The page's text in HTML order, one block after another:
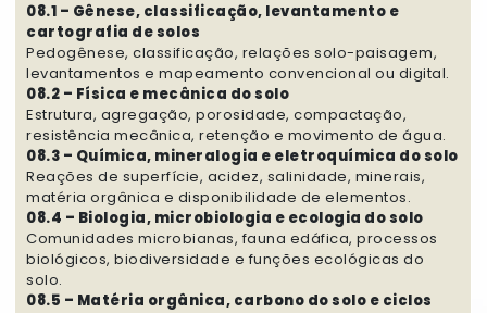
08.1 – Gênese, classificação, levantamento e
cartografia de solos
Pedogênese, classificação, relações solo-paisagem,
levantamentos e mapeamento convencional ou digital.
08.2 – Física e mecânica do solo
Estrutura, agregação, porosidade, compactação,
resistência mecânica, retenção e movimento de água.
08.3 – Química, mineralogia e eletroquímica do solo
Reações de superfície, acidez, salinidade, minerais,
matéria orgânica e disponibilidade de elementos.
08.4 – Biologia, microbiologia e ecologia do solo
Comunidades microbianas, fauna edáfica, processos
biológicos, biodiversidade e funções ecológicas do
solo.
08.5 – Matéria orgânica, carbono do solo e ciclos